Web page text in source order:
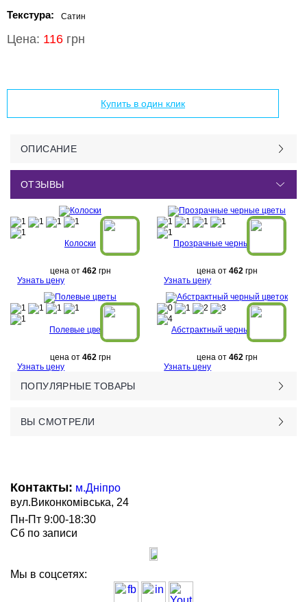
Текстура: Сатин
Цена: 116 грн
Купить в один клик
ОПИСАНИЕ
ОТЗЫВЫ
Колоски
цена от 462грн
Узнать цену
Прозрачные черные цветы
цена от 462грн
Узнать цену
Полевые цветы
цена от 462грн
Узнать цену
Абстрактный черный цветок
цена от 462грн
Узнать цену
ПОПУЛЯРНЫЕ ТОВАРЫ
ВЫ СМОТРЕЛИ
Контакты: м.Дніпро
вул.Виконкомівська, 24
Пн-Пт 9:00-18:30
Сб по записи
Мы в соцсетях: